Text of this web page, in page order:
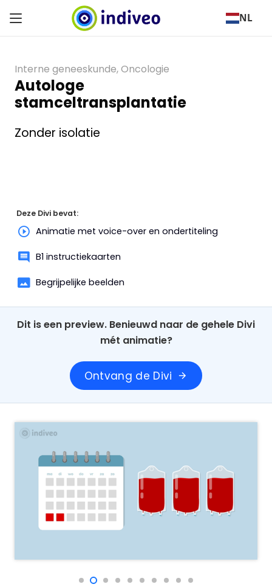
NL
Interne geneeskunde,Oncologie
Autologe
stamceltransplantatie
Zonder isolatie
Deze Divi bevat:
Animatie met voice-over en ondertiteling
B1 instructiekaarten
Begrijpelijke beelden
Dit is een preview. Benieuwd naar de gehele Divi
mét animatie?
Ontvang de Divi arrow_forward